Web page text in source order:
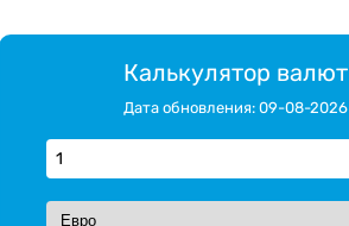
Калькулятор валют
Дата обновления: 09-08-2026